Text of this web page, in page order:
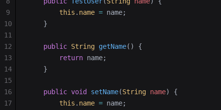
        this
. name = name;
    }
    public
String getName()
{
        return
name;
    }
    public
void setName(String name)
{
        this
. name = name;
9
10
11
12
13
14
15
16
17